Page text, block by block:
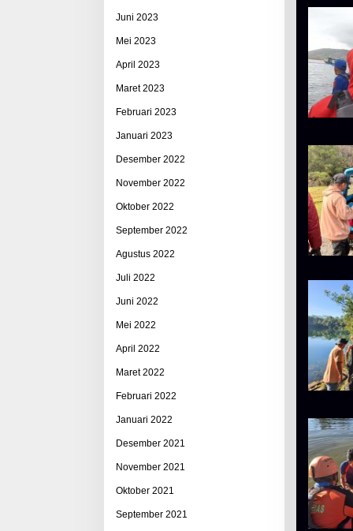
Juni 2023
Mei 2023
April 2023
Maret 2023
Februari 2023
Januari 2023
Desember 2022
November 2022
Oktober 2022
September 2022
Agustus 2022
Juli 2022
Juni 2022
Mei 2022
April 2022
Maret 2022
Februari 2022
Januari 2022
Desember 2021
November 2021
Oktober 2021
September 2021